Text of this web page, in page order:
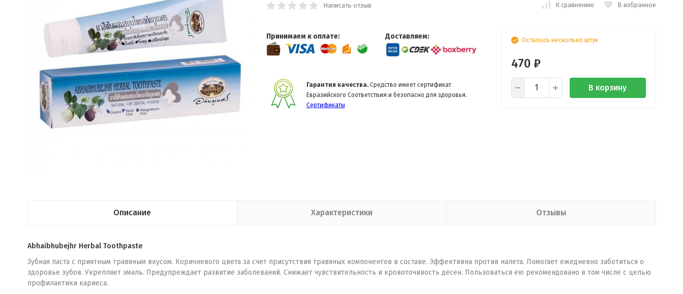
Написать отзыв К сравнению В избранное
Принимаем к оплате: Доставляем:
Гарантия качества.Средство имеет сертификат
Евразийского Соответствия и безопасно для здоровья.
Сертификаты
Осталось несколько штук
470 ₽
В корзину
Описание Характеристики Отзывы
Abhaibhubejhr Herbal Toothpaste
Зубная паста с приятным травяным вкусом. Коричневого цвета за счет присутствия травяных компонентов в составе. Эффективна против налета. Помогает ежедневно заботиться о
здоровье зубов. Укрепляет эмаль. Предупреждает развитие заболеваний. Снижает чувствительность и кровоточивость десен. Пользоваться ею рекомендовано в том числе с целью
профилактики кариеса.